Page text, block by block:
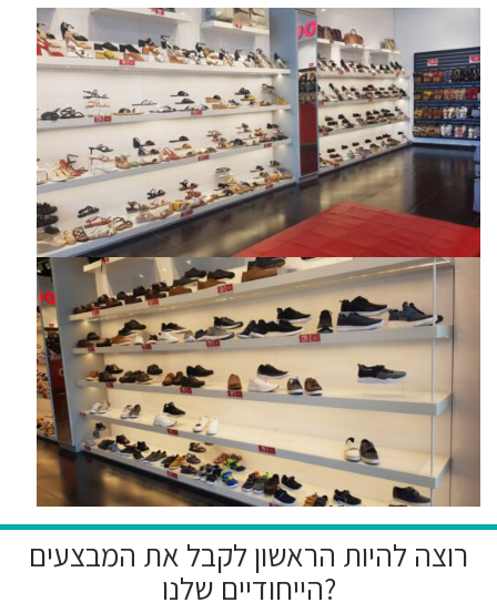
רוצה להיות הראשון לקבל את המבצעים
הייחודיים שלנו?